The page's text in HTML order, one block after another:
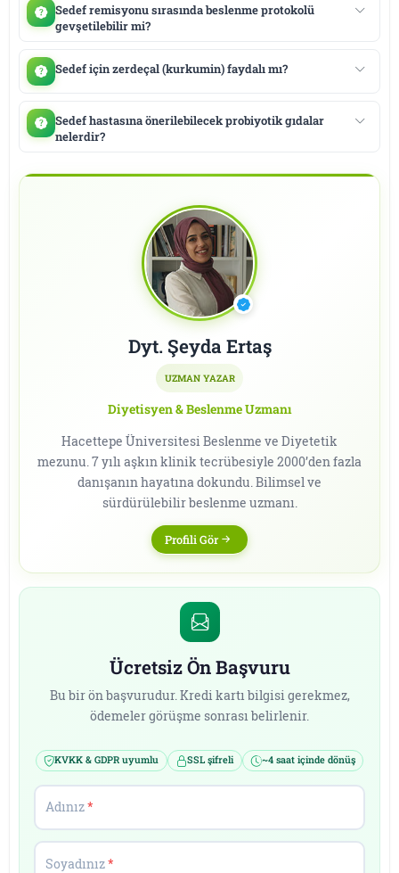
Sedef remisyonu sırasında beslenme protokolü
gevşetilebilir mi?
Sedef için zerdeçal (kurkumin) faydalı mı?
Sedef hastasına önerilebilecek probiyotik gıdalar
nelerdir?
Dyt. Şeyda Ertaş
UZMAN YAZAR
Diyetisyen & Beslenme Uzmanı
Hacettepe Üniversitesi Beslenme ve Diyetetik
mezunu. 7 yılı aşkın klinik tecrübesiyle 2000’den fazla
danışanın hayatına dokundu. Bilimsel ve
sürdürülebilir beslenme uzmanı.
Profili Gör
Ücretsiz Ön Başvuru
Bu bir ön başvurudur. Kredi kartı bilgisi gerekmez,
ödemeler görüşme sonrası belirlenir.
KVKK & GDPR uyumlu SSL şifreli ~4 saat içinde dönüş
Adınız*
Soyadınız*